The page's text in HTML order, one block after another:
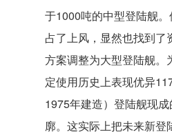
于1000吨的中型登陆舰
占了上风，显然也找到了
方案调整为大型登陆舰。
定使用历史上表现优异
1975年建造）登陆舰现
廓。这实际上把未来新登